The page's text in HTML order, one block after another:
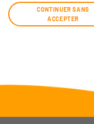
CONTINUER SANS
ACCEPTER